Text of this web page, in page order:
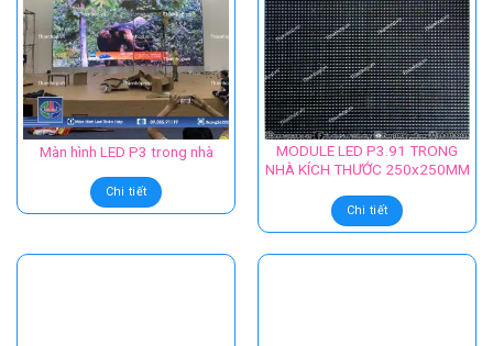
Màn hình LED P3 trong nhà
Chi tiết
MODULE LED P3.91 TRONG
NHÀ KÍCH THƯỚC 250x250MM
Chi tiết